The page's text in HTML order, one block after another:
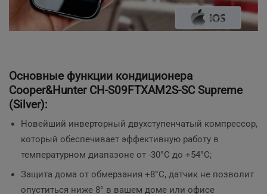
Основные функции кондиционера
Cooper&Hunter CH-S09FTXAM2S-SC Supreme
(Silver):
Новейший инверторный двухступенчатый компрессор,
который обеспечивает эффективную работу в
температурном диапазоне от -30°С до +54°C;
Защита дома от обмерзания +8°C, датчик не позволит
опуститься ниже 8° в вашем доме или офисе